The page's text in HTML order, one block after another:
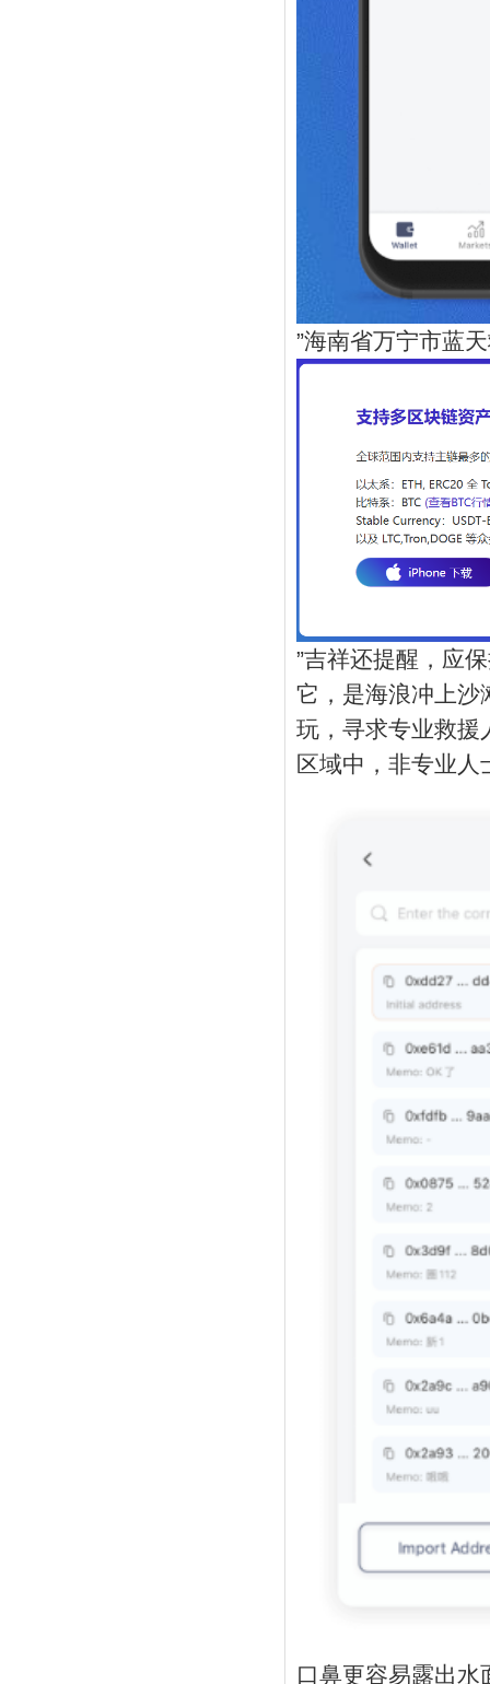
”海南省万宁市蓝
”吉祥还提醒，应
它，是海浪冲上沙
玩，寻求专业救援
区域中，非专业
口鼻更容易露出